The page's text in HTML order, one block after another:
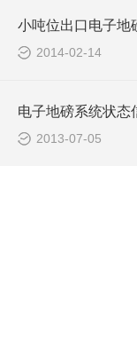
2014-02-14
电子地磅系统状态
2013-07-05